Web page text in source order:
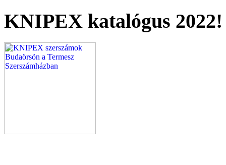
KNIPEX katalógus 2022!